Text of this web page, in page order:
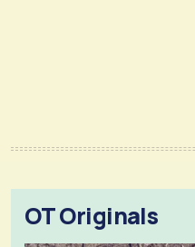
OT Originals